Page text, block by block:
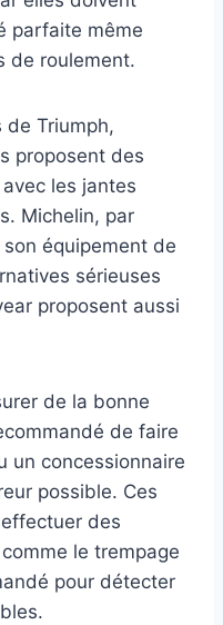
parfaite même
de roulement.
de Triumph,
proposent des
les jantes
Michelin, par
équipement de
sérieuses
proposent aussi
de la bonne
de faire
un concessionnaire
possible. Ces
des
le trempage
pour détecter